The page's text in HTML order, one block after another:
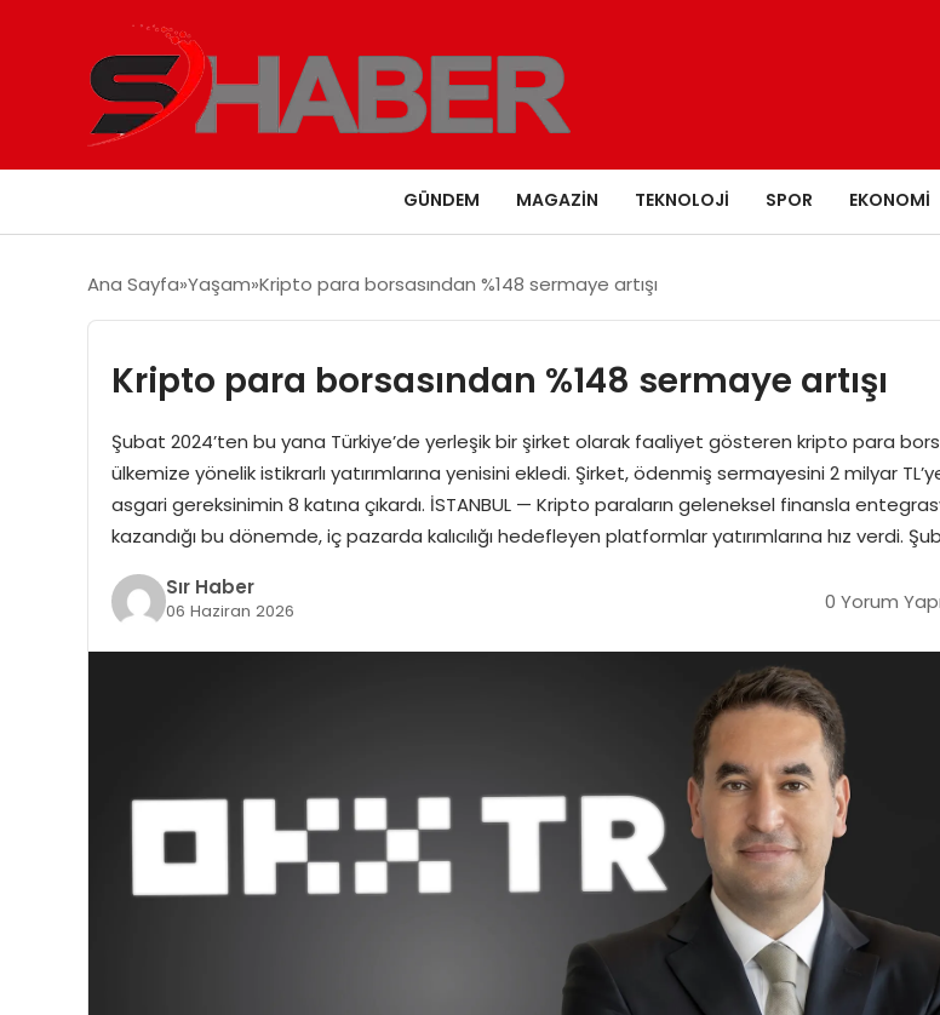
GÜNDEM MAGAZIN TEKNOLOJI SPOR EKONOMI
Ana Sayfa Yaşam Kripto para borsasından %148 sermaye artışı
Kripto para borsasından %148 sermaye artışı
Şubat 2024’ten bu yana Türkiye’de yerleşik bir şirket olarak faaliyet gösteren kripto para
ülkemize yönelik istikrarlı yatırımlarına yenisini ekledi. Şirket, ödenmiş sermayesini 2 milyar
asgari gereksinimin 8 katına çıkardı. İSTANBUL — Kripto paraların geleneksel finansla
kazandığı bu dönemde, iç pazarda kalıcılığı hedefleyen platformlar yatırımlarına hız verdi.
Sır Haber
06 Haziran 2026 0 Yorum